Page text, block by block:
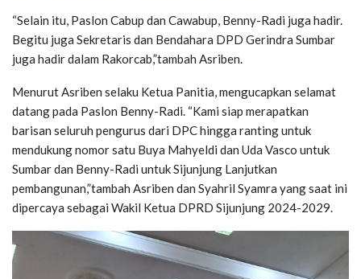
“Selain itu, Paslon Cabup dan Cawabup, Benny-Radi juga hadir.
Begitu juga Sekretaris dan Bendahara DPD Gerindra Sumbar
juga hadir dalam Rakorcab,”tambah Asriben.
Menurut Asriben selaku Ketua Panitia, mengucapkan selamat
datang pada Paslon Benny-Radi. “Kami siap merapatkan
barisan seluruh pengurus dari DPC hingga ranting untuk
mendukung nomor satu Buya Mahyeldi dan Uda Vasco untuk
Sumbar dan Benny-Radi untuk Sijunjung Lanjutkan
pembangunan,”tambah Asriben dan Syahril Syamra yang saat ini
dipercaya sebagai Wakil Ketua DPRD Sijunjung 2024-2029.